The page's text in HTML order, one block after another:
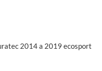
2014 a 2019 ecosport